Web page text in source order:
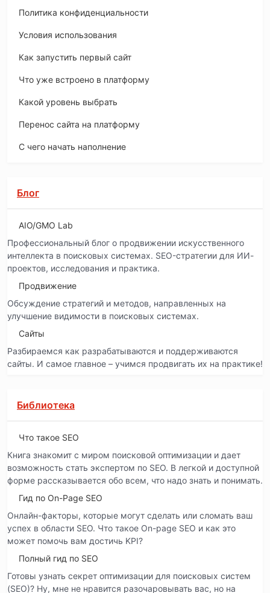
Политика конфиденциальности
Условия использования
Как запустить первый сайт
Что уже встроено в платформу
Какой уровень выбрать
Перенос сайта на платформу
С чего начать наполнение
Блог
AIO/GMO Lab
Профессиональный блог о продвижении искусственного
интеллекта в поисковых системах. SEO-стратегии для ИИ-
проектов, исследования и практика.
Продвижение
Обсуждение стратегий и методов, направленных на
улучшение видимости в поисковых системах.
Сайты
Разбираемся как разрабатываются и поддерживаются
сайты. И самое главное – учимся продвигать их на практике!
Библиотека
Что такое SEO
Книга знакомит с миром поисковой оптимизации и дает
возможность стать экспертом по SEO. В легкой и доступной
форме рассказывается обо всем, что надо знать и понимать.
Гид по On-Page SEO
Онлайн-факторы, которые могут сделать или сломать ваш
успех в области SEO. Что такое On-page SEO и как это
может помочь вам достичь KPI?
Полный гид по SEO
Готовы узнать секрет оптимизации для поисковых систем
(SEO)? Ну, мне не нравится разочаровывать вас, но на